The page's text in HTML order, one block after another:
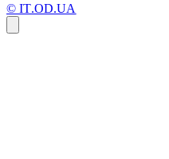
© IT.OD.UA